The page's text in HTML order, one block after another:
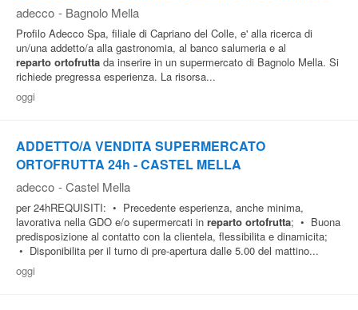
adecco - Bagnolo Mella
Profilo Adecco Spa, filiale di Capriano del Colle, e' alla ricerca di
un/una addetto/a alla gastronomia, al banco salumeria e al
reparto ortofrutta da inserire in un supermercato di Bagnolo Mella. Si
richiede pregressa esperienza. La risorsa...
oggi
ADDETTO/A VENDITA SUPERMERCATO
ORTOFRUTTA 24h - CASTEL MELLA
adecco - Castel Mella
per 24hREQUISITI: • Precedente esperienza, anche minima,
lavorativa nella GDO e/o supermercati in reparto ortofrutta; • Buona
predisposizione al contatto con la clientela, flessibilita e dinamicita;
• Disponibilita per il turno di pre-apertura dalle 5.00 del mattino...
oggi